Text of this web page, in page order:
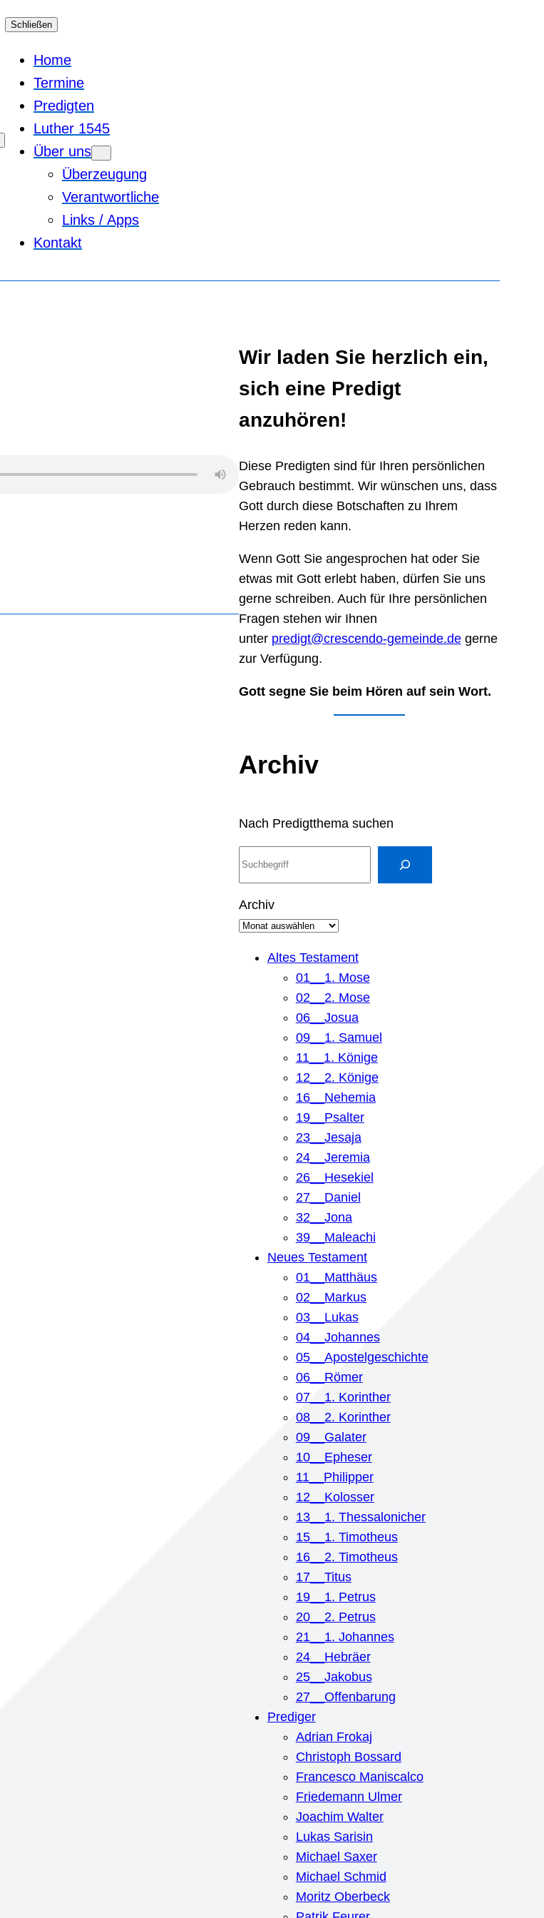
Schließen
Home
Termine
Predigten
Luther 1545
Über uns
Überzeugung
Verantwortliche
Links / Apps
Kontakt
Wir laden Sie herzlich ein,
sich eine Predigt
anzuhören!
Diese Predigten sind für Ihren persönlichen
Gebrauch bestimmt. Wir wünschen uns, dass
Gott durch diese Botschaften zu Ihrem
Herzen reden kann.
Wenn Gott Sie angesprochen hat oder Sie
etwas mit Gott erlebt haben, dürfen Sie uns
gerne schreiben. Auch für Ihre persönlichen
Fragen stehen wir Ihnen
unter predigt@crescendo-gemeinde.degerne
zur Verfügung.
Gott segne Sie beim Hören auf sein Wort.
Archiv
Nach Predigtthema suchen
e
Archiv
Altes Testament
01__1. Mose
02__2. Mose
06__Josua
09__1. Samuel
11__1. Könige
12__2. Könige
16__Nehemia
19__Psalter
23__Jesaja
24__Jeremia
26__Hesekiel
27__Daniel
32__Jona
39__Maleachi
Neues Testament
01__Matthäus
02__Markus
03__Lukas
04__Johannes
05__Apostelgeschichte
06__Römer
07__1. Korinther
08__2. Korinther
09__Galater
10__Epheser
11__Philipper
12__Kolosser
13__1. Thessalonicher
15__1. Timotheus
16__2. Timotheus
17__Titus
19__1. Petrus
20__2. Petrus
21__1. Johannes
24__Hebräer
25__Jakobus
27__Offenbarung
Prediger
Adrian Frokaj
Christoph Bossard
Francesco Maniscalco
Friedemann Ulmer
Joachim Walter
Lukas Sarisin
Michael Saxer
Michael Schmid
Moritz Oberbeck